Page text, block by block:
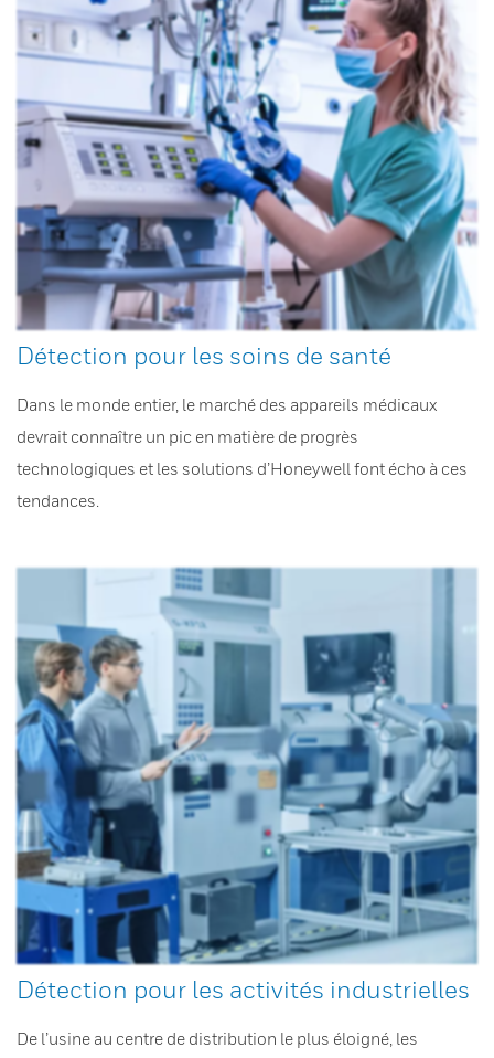
Détection pour les soins de santé
Dans le monde entier, le marché des appareils médicaux
devrait connaître un pic en matière de progrès
technologiques et les solutions d’Honeywell font écho à ces
tendances.
Détection pour les activités industrielles
De l’usine au centre de distribution le plus éloigné, les